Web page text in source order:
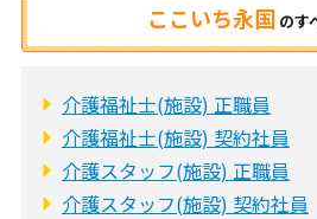
ここいち永国 のす
介護福祉士(施設) 正職員
介護福祉士(施設) 契約社員
介護スタッフ(施設) 正職員
介護スタッフ(施設) 契約社員